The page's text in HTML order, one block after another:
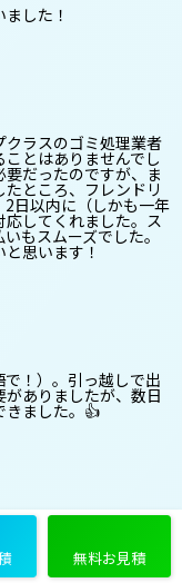
した！
クラスのゴミ処理業者
とはありませんでし
だったのですが、ま
ところ、フレンドリ
日以内に（しかも一年
してくれました。ス
もスムーズでした。
思います！
！）。引っ越しで出
ありましたが、数日
きました。👍
間後、なんと当日中
スで、とてもプロフ
がある際は、必ずニ
無料お見積